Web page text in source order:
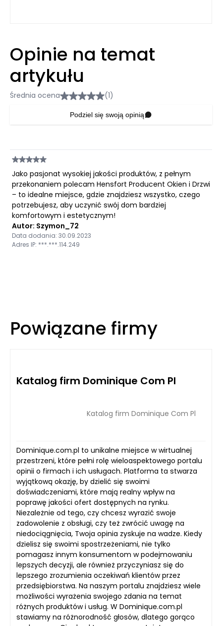
Opinie na temat
artykułu
Średnia ocena (1)
Podziel się swoją opinią
Jako pasjonat wysokiej jakości produktów, z pełnym
przekonaniem polecam Hensfort Producent Okien i Drzwi
– to idealne miejsce, gdzie znajdziesz wszystko, czego
potrzebujesz, aby uczynić swój dom bardziej
komfortowym i estetycznym!
Autor: Szymon_72
Data dodania: 30.09.2023
Adres IP: ***.***.114.249
Powiązane firmy
Katalog firm Dominique Com Pl
Katalog firm Dominique Com Pl
Dominique.com.pl to unikalne miejsce w wirtualnej
przestrzeni, które pełni rolę wieloaspektowego portalu
opinii o firmach i ich usługach. Platforma ta stwarza
wyjątkową okazję, by dzielić się swoimi
doświadczeniami, które mają realny wpływ na
poprawę jakości ofert dostępnych na rynku.
Niezależnie od tego, czy chcesz wyrazić swoje
zadowolenie z obsługi, czy też zwrócić uwagę na
niedociągnięcia, Twoja opinia zyskuje na wadze. Kiedy
dzielisz się swoimi spostrzeżeniami, nie tylko
pomagasz innym konsumentom w podejmowaniu
lepszych decyzji, ale również przyczyniasz się do
lepszego zrozumienia oczekiwań klientów przez
przedsiębiorstwa. Na naszym portalu znajdziesz wiele
możliwości wyrażenia swojego zdania na temat
różnych produktów i usług. W Dominique.com.pl
stawiamy na różnorodność głosów, dlatego gorąco